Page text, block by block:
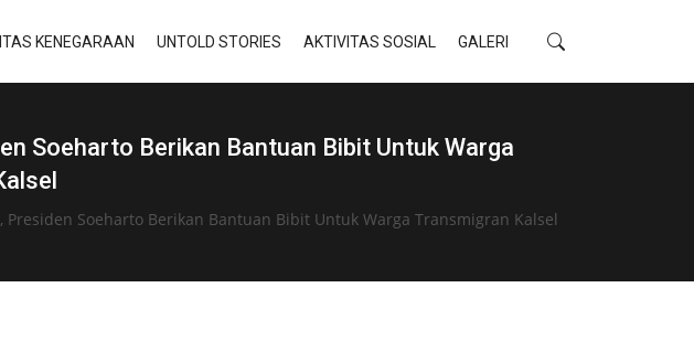
KENEGARAAN UNTOLD STORIES AKTIVITAS SOSIAL GALERI
Soeharto Berikan Bantuan Bibit Untuk Warga
Presiden Soeharto Berikan Bantuan Bibit Untuk Warga Transmigran Kalsel